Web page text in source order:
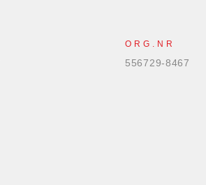
ORG.NR
556729-8467